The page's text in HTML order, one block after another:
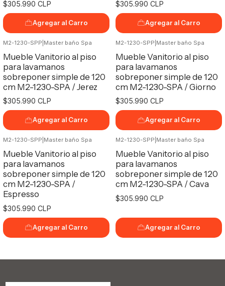
$305.990 CLP
Agregar al Carro
$305.990 CLP
Agregar al Carro
M2-1230-SPP Master baño Spa
Mueble Vanitorio al piso
para lavamanos
sobreponer simple de 120
cm M2-1230-SPA / Jerez
$305.990 CLP
Agregar al Carro
M2-1230-SPP Master baño Spa
Mueble Vanitorio al piso
para lavamanos
sobreponer simple de 120
cm M2-1230-SPA / Giorno
$305.990 CLP
Agregar al Carro
M2-1230-SPP Master baño Spa
Mueble Vanitorio al piso
para lavamanos
sobreponer simple de 120
cm M2-1230-SPA /
Espresso
$305.990 CLP
Agregar al Carro
M2-1230-SPP Master baño Spa
Mueble Vanitorio al piso
para lavamanos
sobreponer simple de 120
cm M2-1230-SPA / Cava
$305.990 CLP
Agregar al Carro